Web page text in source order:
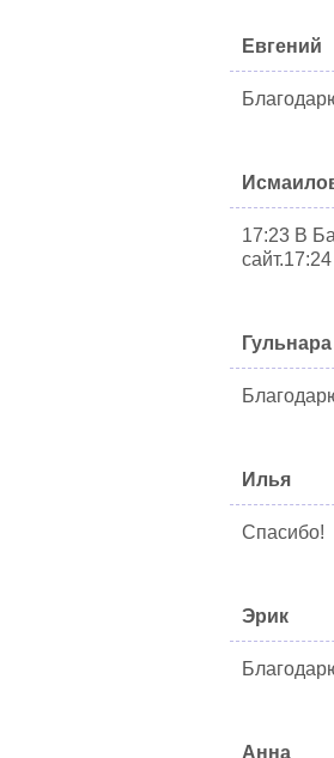
Евгений
17:23 В
сайт.17:24
Гульнара
Илья
Спасибо!
Эрик
Анна